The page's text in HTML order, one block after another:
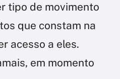
tipo de movimento
que constam na
acesso a eles.
em momento